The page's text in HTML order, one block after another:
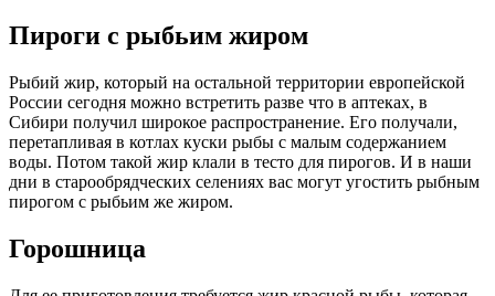
Пироги с рыбьим жиром
Рыбий жир, который на остальной территории европейской
России сегодня можно встретить разве что в аптеках, в
Сибири получил широкое распространение. Его получали,
перетапливая в котлах куски рыбы с малым содержанием
воды. Потом такой жир клали в тесто для пирогов. И в наши
дни в старообрядческих селениях вас могут угостить рыбным
пирогом с рыбьим же жиром.
Горошница